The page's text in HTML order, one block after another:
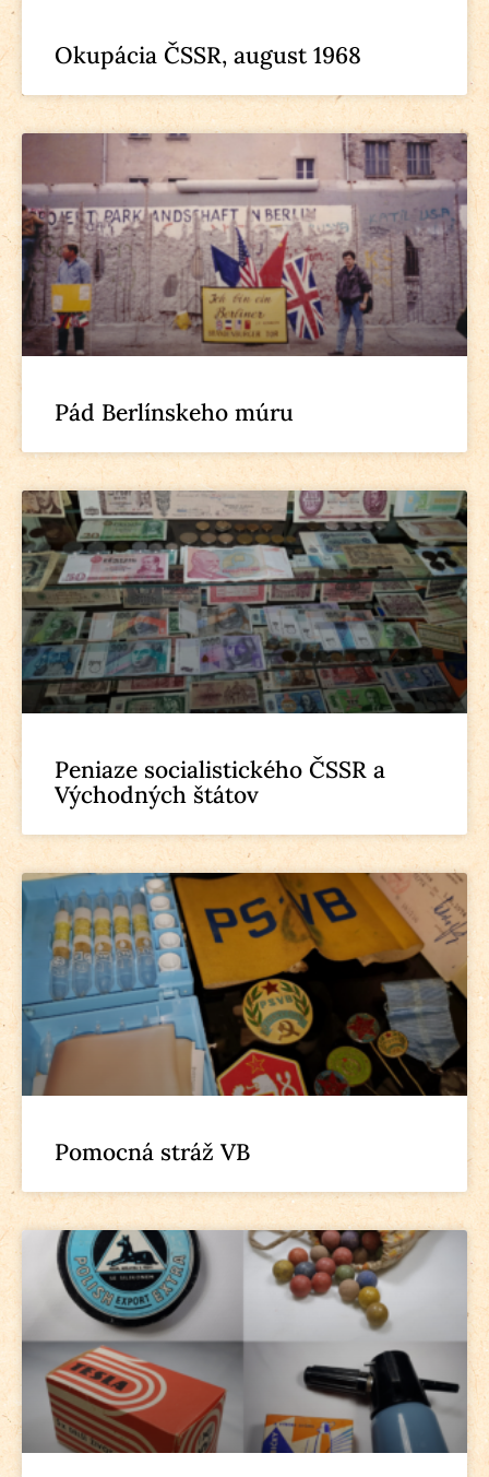
Okupácia ČSSR, august 1968
Pád Berlínskeho múru
Peniaze socialistického ČSSR a
Východných štátov
Pomocná stráž VB